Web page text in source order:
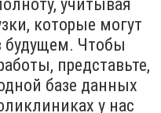
учитывая
которые могут
будущем. Чтобы
представьте,
базе данных
у нас